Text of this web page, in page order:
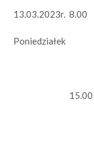
13.03.2023r.
Poniedziałek
8.00
15.00